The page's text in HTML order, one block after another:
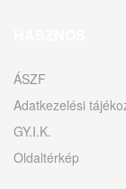
ÁSZF
Adatkezelési
GY.I.K.
Oldaltérkép